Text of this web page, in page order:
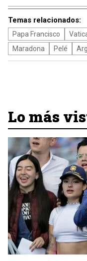
Temas relacionados:
Papa Francisco
Maradona
Pelé
Lo más